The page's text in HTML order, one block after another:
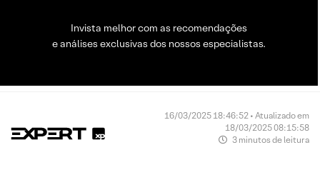
Invista melhor com as recomendações
e análises exclusivas dos nossos especialistas.
16/03/2025 18:46:52 • Atualizado em
18/03/2025 08:15:58
3 minutos de leitura